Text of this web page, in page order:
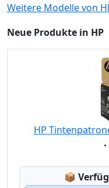
Weitere Modelle von
Neue Produkte in HP
HP
📦